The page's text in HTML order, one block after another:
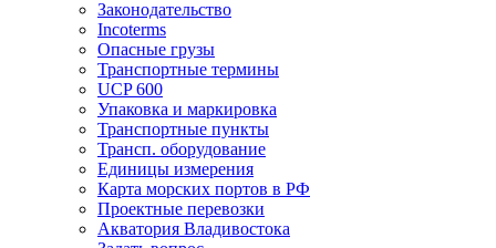
Законодательство
Incoterms
Опасные грузы
Транспортные термины
UCP 600
Упаковка и маркировка
Транспортные пункты
Трансп. оборудование
Единицы измерения
Карта морских портов в РФ
Проектные перевозки
Акватория Владивостока